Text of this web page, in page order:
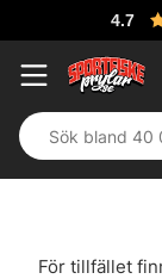
4.7
För tillfället